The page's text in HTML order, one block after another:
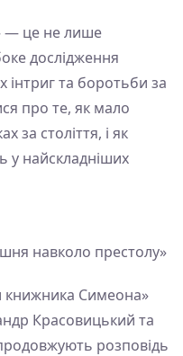
— це не лише
дослідження
інтриг та боротьби за
про те, як мало
за століття, і як
у найскладніших
навколо престолу»
книжника Симеона»
Красовицький та
розповідь